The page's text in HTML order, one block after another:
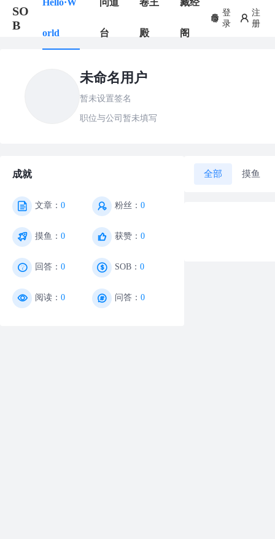
SO
B
Hello·W
orld
问道
台
卷王
殿
藏经
阁
登
录
注
册
未命名用户
暂未设置签名
职位与公司暂未填写
成就
文章： 0 粉丝： 0
摸鱼： 0 获赞： 0
回答： 0 SOB： 0
阅读： 0 问答： 0
全部 摸鱼